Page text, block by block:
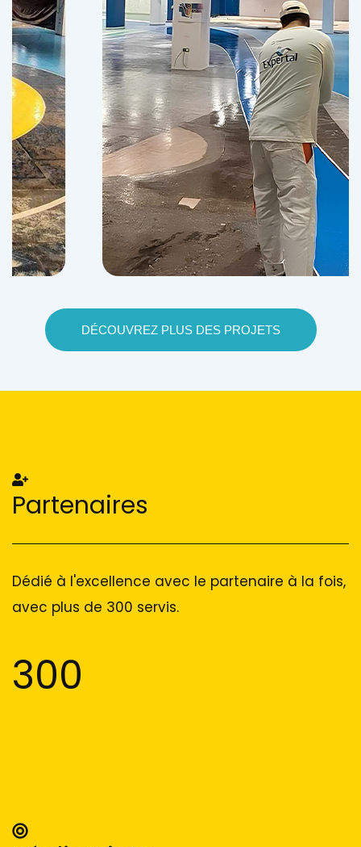
DÉCOUVREZ PLUS DES PROJETS
Partenaires
Dédié à l'excellence avec le partenaire à la fois,
avec plus de 300 servis.
300